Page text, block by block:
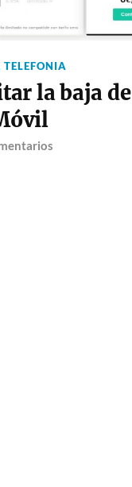
TELEFONIA
la baja de